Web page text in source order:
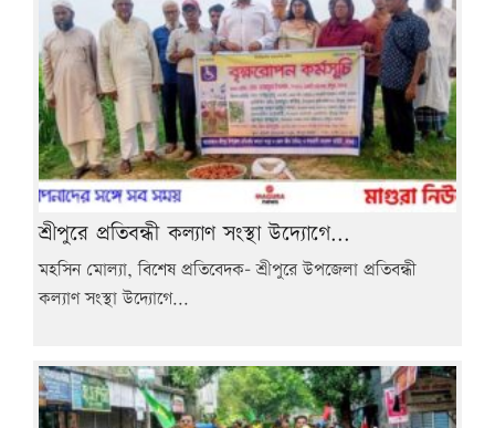
শ্রীপুরে প্রতিবন্ধী কল্যাণ সংস্থা উদ্যোগে...
মহসিন মোল্যা, বিশেষ প্রতিবেদক- শ্রীপুরে উপজেলা প্রতিবন্ধী
কল্যাণ সংস্থা উদ্যোগে...